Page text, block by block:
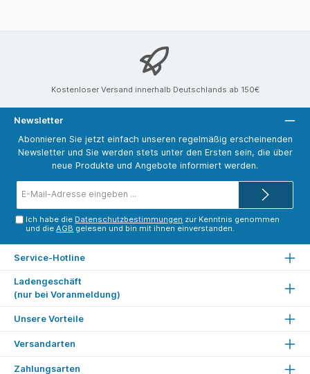
Kostenloser Versand innerhalb Deutschlands ab 150€
Newsletter
Abonnieren Sie jetzt einfach unseren regelmäßig erscheinenden
Newsletter und Sie werden stets unter den Ersten sein, die über
neue Produkte und Angebote informiert werden.
Mail-
Ich habe die Datenschutzbestimmungen zur Kenntnis genommen
und dieAGB gelesen und bin mit ihnen einverstanden.
Service-Hotline
Ladengeschäft
(nur bei Voranmeldung)
Unsere Vorteile
Versandarten
Zahlungsarten